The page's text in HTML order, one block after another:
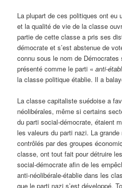
La plupart de ces politiques ont eu
et la qualité de vie de la classe
partie de cette classe a pris ses
démocrate et s’est abstenue de
connu sous le nom de Démocrates
présenté comme le parti «anti-
la classe politique établie. Il a
La classe capitaliste suédoise a
néolibérales, même si certains
du parti social-démocrate, étaient
les valeurs du parti nazi. La
contrôlés par des groupes
classe, ont tout fait pour détruire
social-démocrate afin de les
anti-néolibérale-établie dans les
que le parti nazi s’est développé.